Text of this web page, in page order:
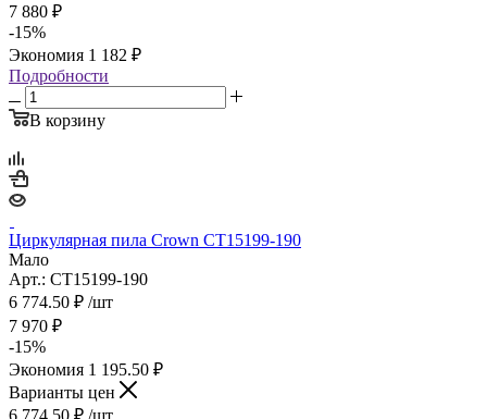
7 880 ₽
-15%
Экономия 1 182 ₽
Подробности
В корзину
Циркулярная пила Crown CT15199-190
Мало
Арт.: CT15199-190
6 774.50 ₽ /шт
7 970 ₽
-15%
Экономия 1 195.50 ₽
Варианты цен
6 774.50 ₽ /шт